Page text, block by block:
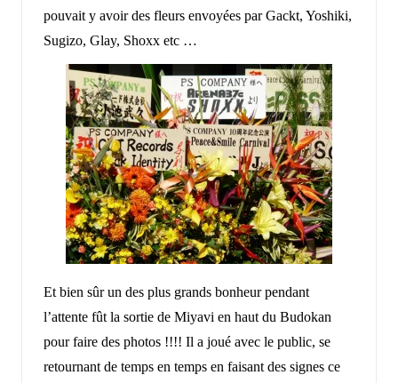
pouvait y avoir des fleurs envoyées par Gackt, Yoshiki,
Sugizo, Glay, Shoxx etc …
Et bien sûr un des plus grands bonheur pendant
l’attente fût la sortie de Miyavi en haut du Budokan
pour faire des photos !!!! Il a joué avec le public, se
retournant de temps en temps en faisant des signes ce